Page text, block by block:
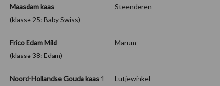
Maasdam kaas
(klasse 25: Baby Swiss)
Steenderen
Frico Edam Mild
(klasse 38: Edam)
Marum
Noord-Hollandse Gouda kaas 1
Lutjewinkel